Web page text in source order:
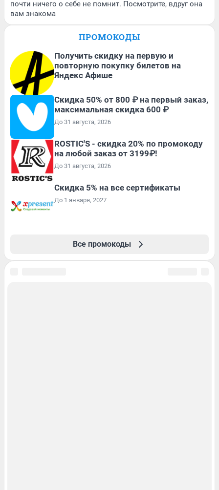
почти ничего о себе не помнит. Посмотрите, вдруг она
вам знакома
ПРОМОКОДЫ
Получить скидку на первую и
повторную покупку билетов на
Яндекс Афише
Скидка 50% от 800 ₽ на первый заказ,
максимальная скидка 600 ₽
До 31 августа, 2026
ROSTIC'S - скидка 20% по промокоду
на любой заказ от 3199₽!
До 31 августа, 2026
Скидка 5% на все сертификаты
До 1 января, 2027
Все промокоды